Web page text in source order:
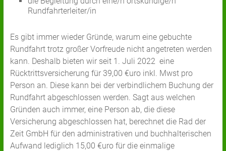
Rundfahrterleiter/in
Es gibt immer wieder Gründe, warum eine gebuchte
Rundfahrt trotz großer Vorfreude nicht angetreten werden
kann. Deshalb bieten wir seit 1. Juli 2022 eine
Rücktrittsversicherung für 39,00 €uro inkl. Mwst pro
Person an. Diese kann bei der verbindlichem Buchung der
Rundfahrt abgeschlossen werden. Sagt aus welchen
Gründen auch immer, eine Person ab, die diese
Versicherung abgeschlossen hat, berechnet die Rad der
Zeit GmbH für den administrativen und buchhalterischen
Aufwand lediglich 15,00 €uro für die einmalige